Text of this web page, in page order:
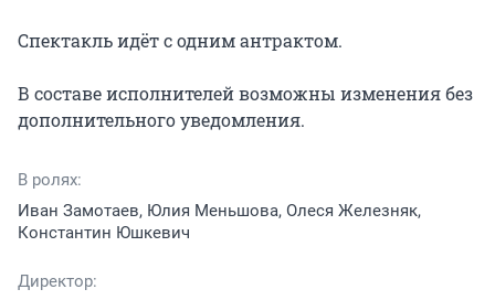
Спектакль идёт с одним антрактом.
В составе исполнителей возможны изменения без
дополнительного уведомления.
В ролях:
Иван Замотаев, Юлия Меньшова, Олеся Железняк,
Константин Юшкевич
Директор: